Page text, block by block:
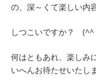
の、深～くて楽しい内
しつこいですか？ (^^
何はともあれ、楽しみ
いへんお待たせいた